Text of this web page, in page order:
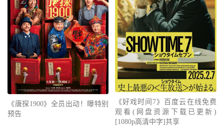
《唐探1900》全员出动！曝特别
预告
《好戏时间7》百度云在线免费
观看(网盘资源下载已更新)
[1080p高清中字]共享